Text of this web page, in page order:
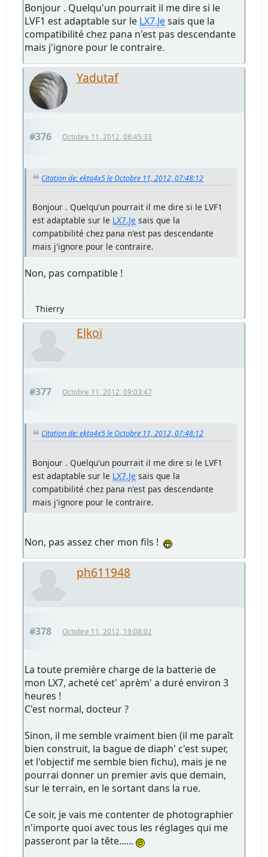
Bonjour . Quelqu'un pourrait il me dire si le
LVF1 est adaptable sur le LX7.Jesais que la
compatibilité chez pana n'est pas descendante
mais j'ignore pour le contraire.
Yadutaf
#376 Octobre 11, 2012, 08:45:33
Citation de: ekta4x5 le Octobre 11, 2012, 07:48:12
Bonjour . Quelqu'un pourrait il me dire si le LVF1
est adaptable sur le LX7.Je sais que la
compatibilité chez pana n'est pas descendante
mais j'ignore pour le contraire.
Non, pas compatible !
Thierry
Elkoï
#377 Octobre 11, 2012, 09:03:47
Citation de: ekta4x5 le Octobre 11, 2012, 07:48:12
Bonjour . Quelqu'un pourrait il me dire si le LVF1
est adaptable sur le LX7.Je sais que la
compatibilité chez pana n'est pas descendante
mais j'ignore pour le contraire.
Non, pas assez cher mon fils !
ph611948
#378 Octobre 11, 2012, 19:08:02
La toute première charge de la batterie de
mon LX7, acheté cet' aprèm' a duré environ 3
heures !
C'est normal, docteur ?
Sinon, il me semble vraiment bien (il me paraît
bien construit, la bague de diaph' c'est super,
et l'objectif me semble bien fichu), mais je ne
pourrai donner un premier avis que demain,
sur le terrain, en le sortant dans la rue.
Ce soir, je vais me contenter de photographier
n'importe quoi avec tous les réglages qui me
passeront par la tête......